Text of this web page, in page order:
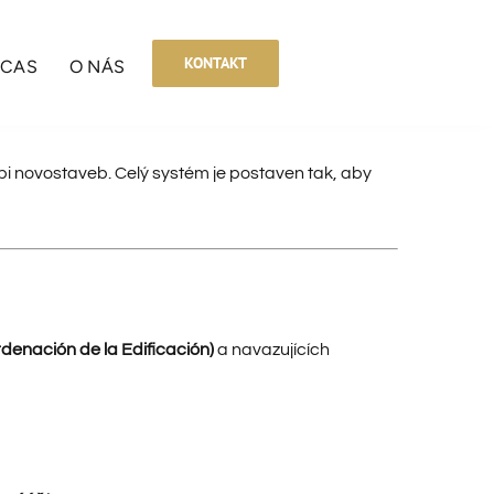
O NÁS KONTAKT
novostaveb. Celý systém je postaven tak, aby
de la Edificación)a navazujících